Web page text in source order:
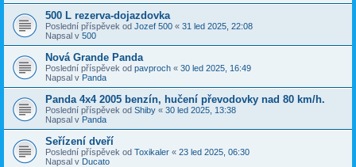
500 L rezerva-dojazdovka
Poslední příspěvek od Jozef 500 « 31 led 2025, 22:08
Napsal v 500
Nová Grande Panda
Poslední příspěvek od pavproch « 30 led 2025, 16:49
Napsal v Panda
Panda 4x4 2005 benzín, hučení převodovky nad 80 km/h.
Poslední příspěvek od Shiby « 30 led 2025, 13:38
Napsal v Panda
Seřízení dveří
Poslední příspěvek od Toxikaler « 23 led 2025, 06:30
Napsal v Ducato